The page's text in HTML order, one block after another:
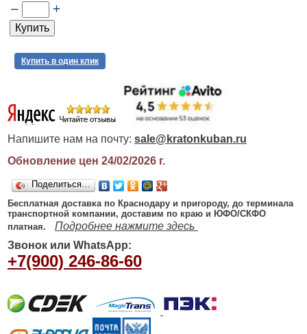
– +
Купить в один клик
Напишите нам на почту: sale@kratonkuban.ru
Обновление цен 24/02/2026г.
Поделиться…
Бесплатная доставка по Краснодару и пригороду, до терминала
транспортной компании, доставим по краю и ЮФО/СКФО
платная.
Подробнее нажмите здесь
Звонок или WhatsApp:
+7(900) 246-86-60